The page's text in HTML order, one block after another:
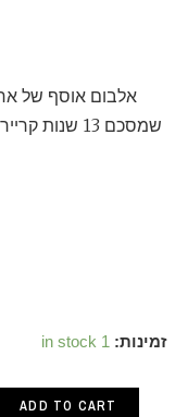
אלבום אוסף של
זמינות: 1 in stock
Soundgarden
ADD TO CART